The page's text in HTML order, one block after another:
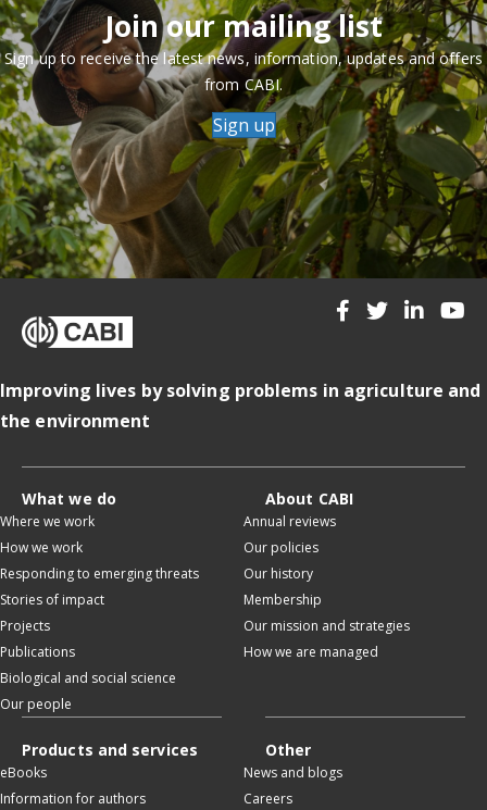
Join our mailing list
Sign up to receive the latest news, information, updates and offers
from CABI.
Sign up
Improving lives by solving problems in agriculture and
the environment
What we do
Where we work
How we work
Responding to emerging threats
Stories of impact
Projects
Publications
Biological and social science
Our people
About CABI
Annual reviews
Our policies
Our history
Membership
Our mission and strategies
How we are managed
Products and services
eBooks
Information for authors
Other
News and blogs
Careers